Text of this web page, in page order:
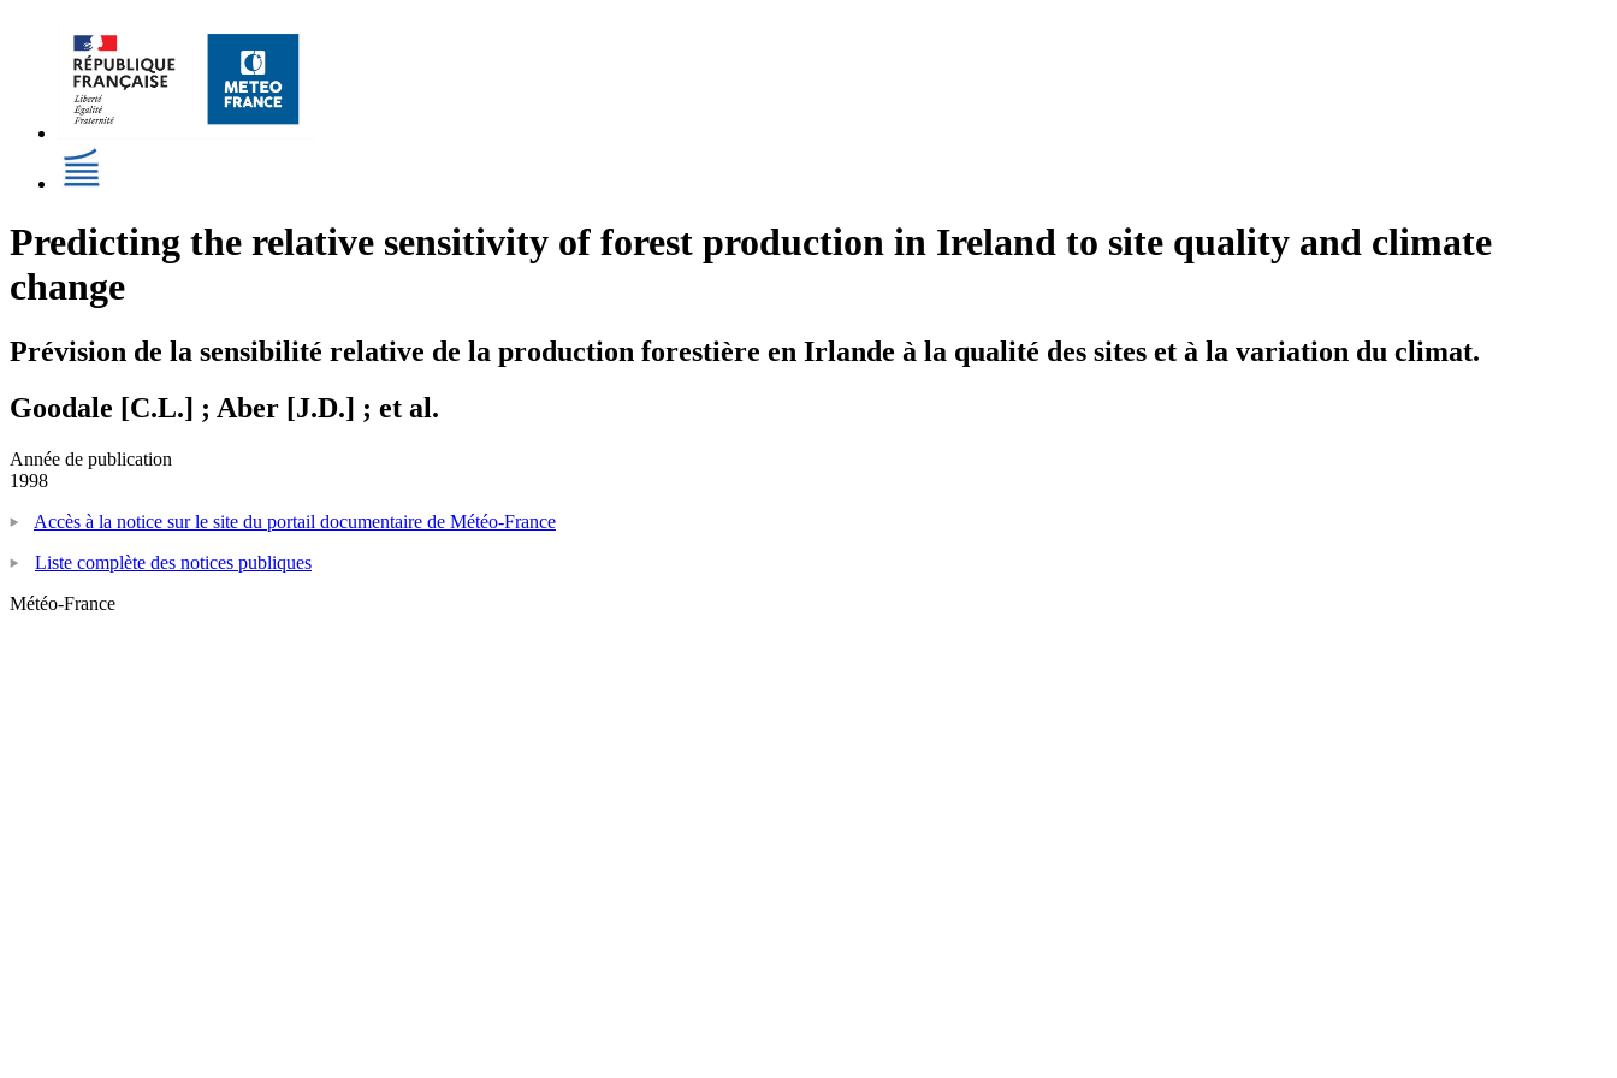
Predicting the relative sensitivity of forest production in Ireland to site quality and climate
change
Prévision de la sensibilité relative de la production forestière en Irlande à la qualité des sites et à la variation du climat.
Goodale [C.L.] ; Aber [J.D.] ; et al.
Année de publication
1998
Accès à la notice sur le site du portail documentaire de Météo-France
Liste complète des notices publiques
Météo-France